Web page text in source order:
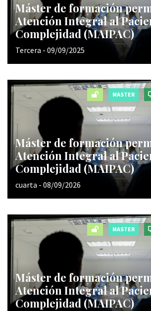
Máster de formación
Atención Integral al
Complejidad (MAIPAC)
Tercera - 09/09/2025
MASTER
Máster de formación
Atención Integral al
Complejidad (MAIPAC)
cuarta - 08/09/2026
MASTER
Máster de formación
Atención Integral al
Complejidad (MAIPAC)